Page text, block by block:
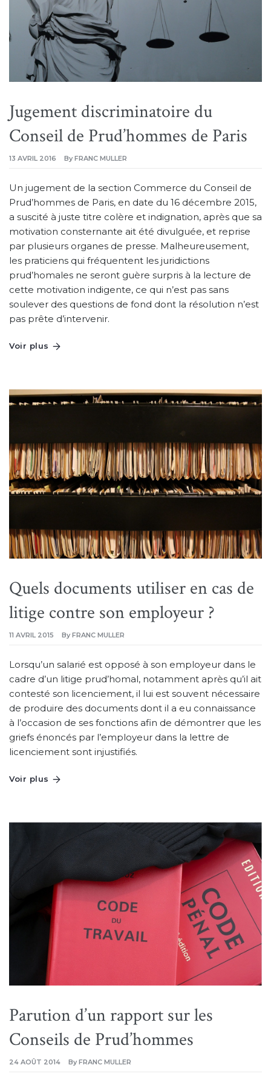
Jugement discriminatoire du
Conseil de Prud’hommes de Paris
13 AVRIL 2016 By FRANC MULLER
Un jugement de la section Commerce du Conseil de
Prud’hommes de Paris, en date du 16 décembre 2015,
a suscité à juste titre colère et indignation, après que sa
motivation consternante ait été divulguée, et reprise
par plusieurs organes de presse. Malheureusement,
les praticiens qui fréquentent les juridictions
prud’homales ne seront guère surpris à la lecture de
cette motivation indigente, ce qui n’est pas sans
soulever des questions de fond dont la résolution n’est
pas prête d’intervenir.
Voir plus
Quels documents utiliser en cas de
litige contre son employeur ?
11 AVRIL 2015 By FRANC MULLER
Lorsqu’un salarié est opposé à son employeur dans le
cadre d’un litige prud’homal, notamment après qu’il ait
contesté son licenciement, il lui est souvent nécessaire
de produire des documents dont il a eu connaissance
à l’occasion de ses fonctions afin de démontrer que les
griefs énoncés par l’employeur dans la lettre de
licenciement sont injustifiés.
Voir plus
Parution d’un rapport sur les
Conseils de Prud’hommes
24 AOÛT 2014 By FRANC MULLER